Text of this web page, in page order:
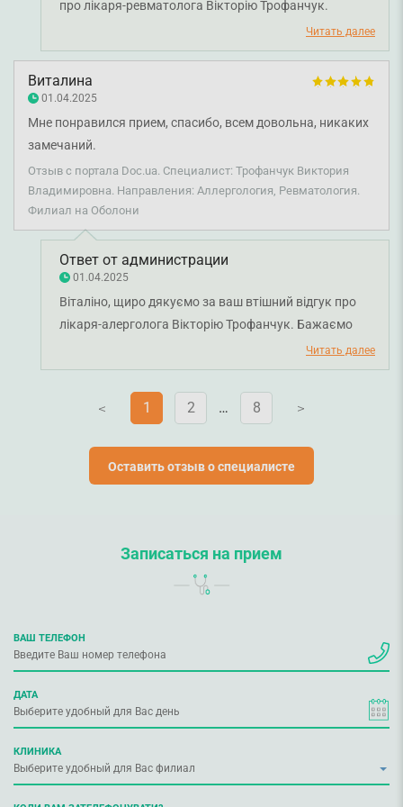
про лікаря-ревматолога Вікторію Трофанчук.
Читать далее
Виталина
01.04.2025
Мне понравился прием, спасибо, всем довольна, никаких
замечаний.
Отзыв с портала Doc.ua. Специалист: Трофанчук Виктория
Владимировна. Направления: Аллергология, Ревматология.
Филиал на Оболони
Ответ от администрации
01.04.2025
Віталіно, щиро дякуємо за ваш втішний відгук про
лікаря-алерголога Вікторію Трофанчук. Бажаємо
Читать далее
V 1 2 … 8 V
Оставить отзыв о специалисте
Записаться на прием
ВАШ ТЕЛЕФОН
ДАТА
КЛИНИКА